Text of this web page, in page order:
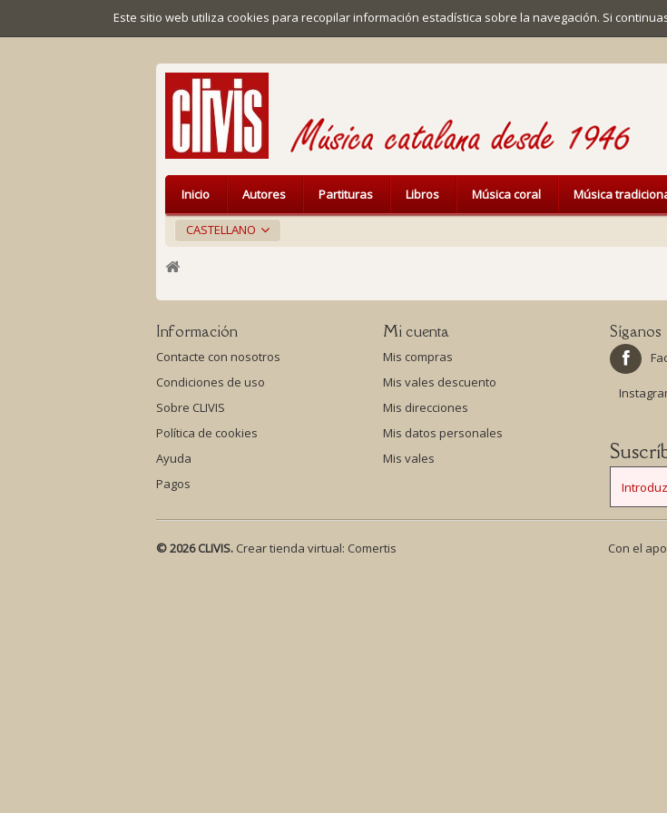
CASTELLANO
Inicio Autores Partituras Libros Música coral Música
Información
Contacte con nosotros
Condiciones de uso
Sobre CLIVIS
Política de cookies
Ayuda
Pagos
Mi cuenta
Mis compras
Mis vales descuento
Mis direcciones
Mis datos personales
Mis vales
Síganos
Este sitio web utiliza cookies para recopilar información estadística sobre la navegación. Si
© 2026 CLIVIS. Crear tienda virtual: Comertis Con el